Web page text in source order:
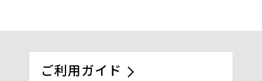
ご利用ガイド